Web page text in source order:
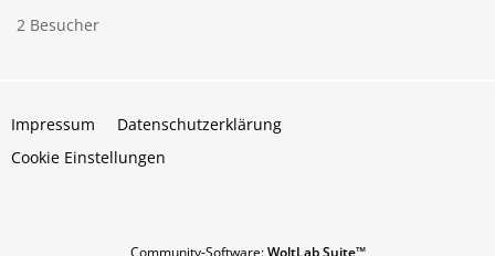
2 Besucher
Impressum
Datenschutzerklärung
Cookie Einstellungen
Community-Software:WoltLab Suite™